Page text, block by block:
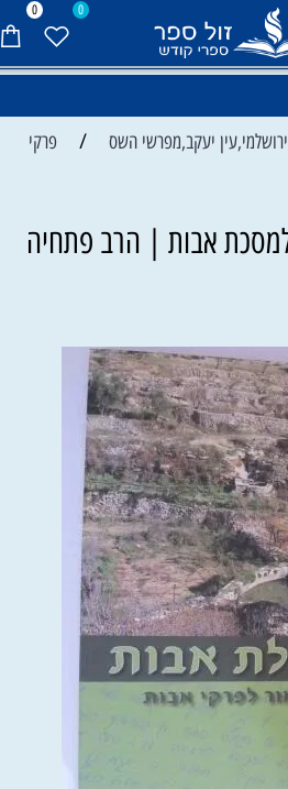
0 0
יעקב,מפרשי השס /
פרקי
אבות | הרב פתחיה